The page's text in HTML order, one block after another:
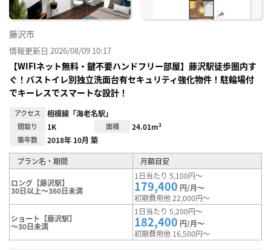
藤沢市
情報更新日 2026/08/09 10:17
【WIFIネット無料・鍵不要ハンドフリー部屋】藤沢駅徒歩圏内す
ぐ！バストイレ別独立洗面台有セキュリティ強化物件！駐輪場付
でキーレスでスマートな設計！
アクセス 相模線「海老名駅」
間取り 1K 面積 24.01m²
築年数 2018年 10月 築
プラン名・期間 月額目安
ロング【藤沢駅】
30日以上～360日未満
1日当たり 5,100円～
179,400 円/月～
初期費用他 22,000円～
ショート【藤沢駅】
～30日未満
1日当たり 5,200円～
182,400 円/月～
初期費用他 16,500円～